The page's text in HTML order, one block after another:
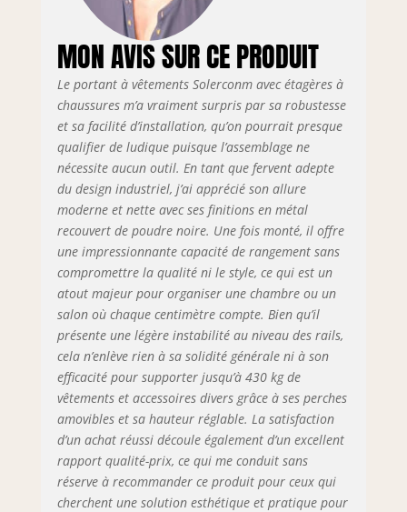
d'étagères à
chaussures est
réglable selon vos
besoins, ce qui
vous permet de
ranger toutes
sortes d'articles
différents. Les 3
perches amovibles
de ce porte-
vêtements
s'adaptent
facilement à la
longueur et à la
taille de vos
vêtements.
【Robuste et
Durable】Le
portant vêtements
est fait d'acier de
haute qualité et de
fil métallique
robuste avec une
surface enduite de
MON AVIS SUR CE PRODUIT
Le portant à vêtements Solerconm avec étagères à
chaussures m’a vraiment surpris par sa robustesse
et sa facilité d’installation, qu’on pourrait presque
qualifier de ludique puisque l’assemblage ne
nécessite aucun outil. En tant que fervent adepte
du design industriel, j’ai apprécié son allure
moderne et nette avec ses finitions en métal
recouvert de poudre noire. Une fois monté, il offre
une impressionnante capacité de rangement sans
compromettre la qualité ni le style, ce qui est un
atout majeur pour organiser une chambre ou un
salon où chaque centimètre compte. Bien qu’il
présente une légère instabilité au niveau des rails,
cela n’enlève rien à sa solidité générale ni à son
efficacité pour supporter jusqu’à 430 kg de
vêtements et accessoires divers grâce à ses perches
amovibles et sa hauteur réglable. La satisfaction
d’un achat réussi découle également d’un excellent
rapport qualité-prix, ce qui me conduit sans
réserve à recommander ce produit pour ceux qui
cherchent une solution esthétique et pratique pour